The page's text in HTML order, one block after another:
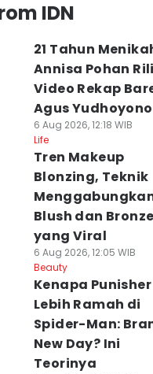
IDN
21 Tahun
Annisa Pohan
Video Rekap
Agus Yudhoyono
6 Aug 2026, 12:18 WIB
Life
Tren Makeup
Blonzing, Teknik
Blush dan
yang Viral
6 Aug 2026, 12:05 WIB
Beauty
Kenapa Punisher
Lebih Ramah di
Spider-Man:
New Day? Ini
Teorinya